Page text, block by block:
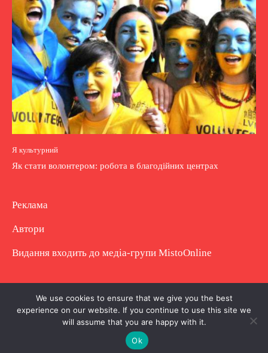
Я культурний
Як стати волонтером: робота в благодійних центрах
Реклама
Автори
Видання входить до медіа-групи MistoOnline
Copyright © Повне використання матеріалу
заборонено. Частково можна з гіперпосиланням.
We use cookies to ensure that we give you the best
experience on our website. If you continue to use this site we
will assume that you are happy with it.
Ok